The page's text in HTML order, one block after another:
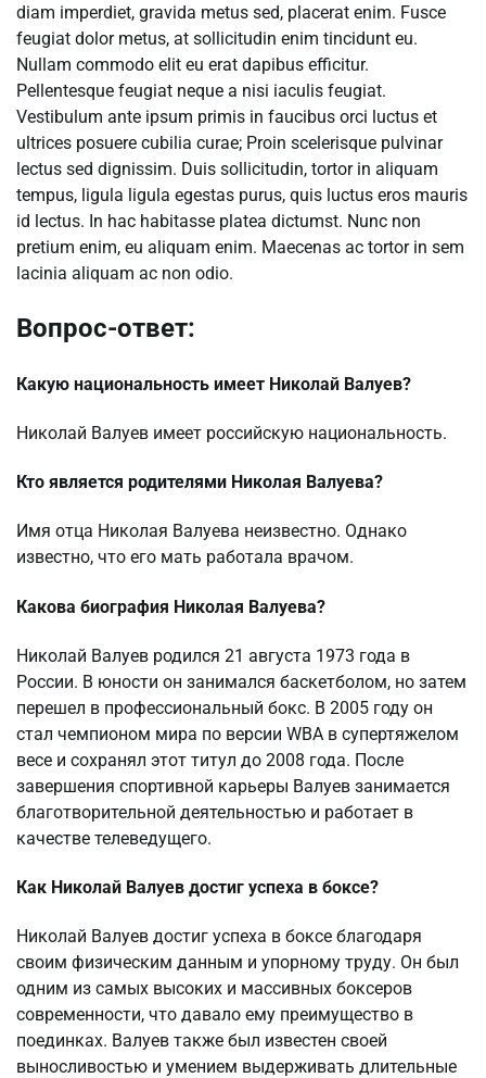
diam imperdiet, gravida metus sed, placerat enim. Fusce
feugiat dolor metus, at sollicitudin enim tincidunt eu.
Nullam commodo elit eu erat dapibus efficitur.
Pellentesque feugiat neque a nisi iaculis feugiat.
Vestibulum ante ipsum primis in faucibus orci luctus et
ultrices posuere cubilia curae; Proin scelerisque pulvinar
lectus sed dignissim. Duis sollicitudin, tortor in aliquam
tempus, ligula ligula egestas purus, quis luctus eros mauris
id lectus. In hac habitasse platea dictumst. Nunc non
pretium enim, eu aliquam enim. Maecenas ac tortor in sem
lacinia aliquam ac non odio.
Вопрос-ответ:
Какую национальность имеет Николай Валуев?
Николай Валуев имеет российскую национальность.
Кто является родителями Николая Валуева?
Имя отца Николая Валуева неизвестно. Однако
известно, что его мать работала врачом.
Какова биография Николая Валуева?
Николай Валуев родился 21 августа 1973 года в
России. В юности он занимался баскетболом, но затем
перешел в профессиональный бокс. В 2005 году он
стал чемпионом мира по версии WBA в супертяжелом
весе и сохранял этот титул до 2008 года. После
завершения спортивной карьеры Валуев занимается
благотворительной деятельностью и работает в
качестве телеведущего.
Как Николай Валуев достиг успеха в боксе?
Николай Валуев достиг успеха в боксе благодаря
своим физическим данным и упорному труду. Он был
одним из самых высоких и массивных боксеров
современности, что давало ему преимущество в
поединках. Валуев также был известен своей
выносливостью и умением выдерживать длительные